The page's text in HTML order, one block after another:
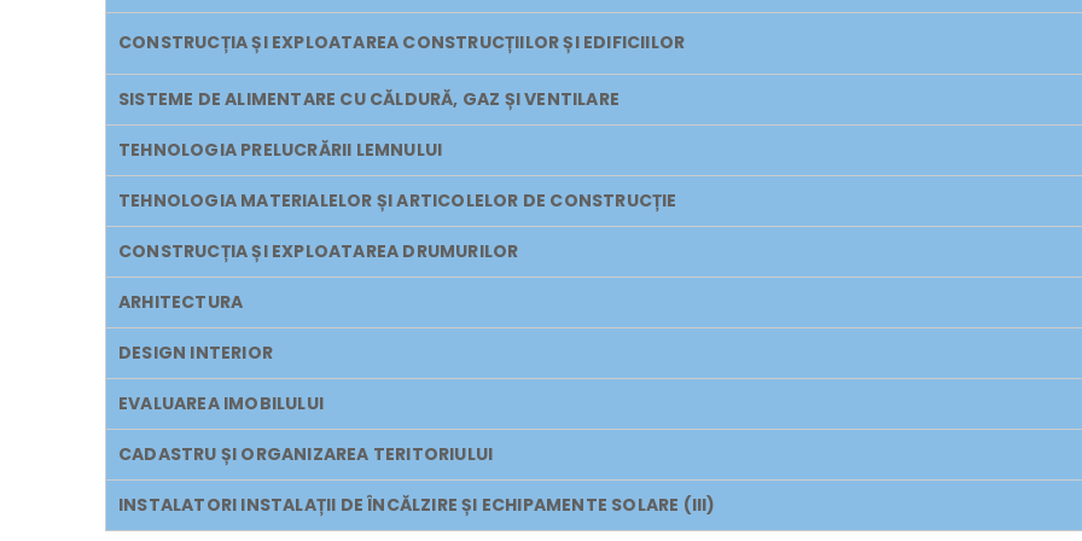
CONSTRUCȚIA ȘI EXPLOATAREA CONSTRUCȚIILOR ȘI EDIFICIILOR
SISTEME DE ALIMENTARE CU CĂLDURĂ, GAZ ȘI VENTILARE
TEHNOLOGIA PRELUCRĂRII LEMNULUI
TEHNOLOGIA MATERIALELOR ȘI ARTICOLELOR DE CONSTRUCȚIE
CONSTRUCȚIA ȘI EXPLOATAREA DRUMURILOR
ARHITECTURA
DESIGN INTERIOR
EVALUAREA IMOBILULUI
CADASTRU ȘI ORGANIZAREA TERITORIULUI
INSTALATORI INSTALAȚII DE ÎNCĂLZIRE ȘI ECHIPAMENTE SOLARE (III)